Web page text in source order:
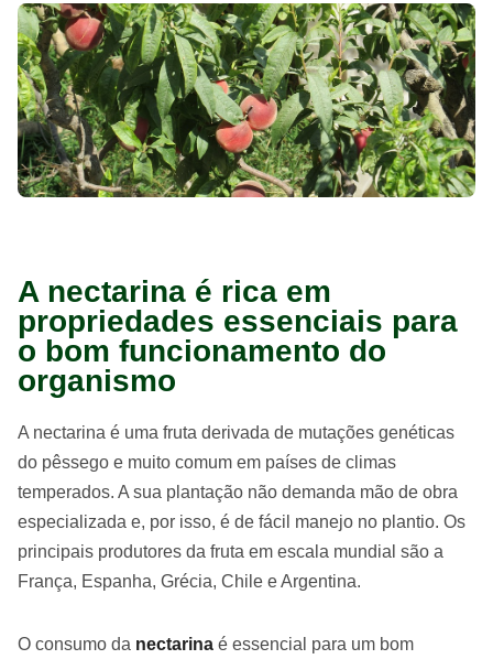
A nectarina é rica em
propriedades essenciais para
o bom funcionamento do
organismo
A nectarina é uma fruta derivada de mutações genéticas
do pêssego e muito comum em países de climas
temperados. A sua plantação não demanda mão de obra
especializada e, por isso, é de fácil manejo no plantio. Os
principais produtores da fruta em escala mundial são a
França, Espanha, Grécia, Chile e Argentina.
O consumo da nectarina é essencial para um bom